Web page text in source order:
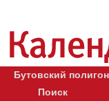
Бутовский
Поиск